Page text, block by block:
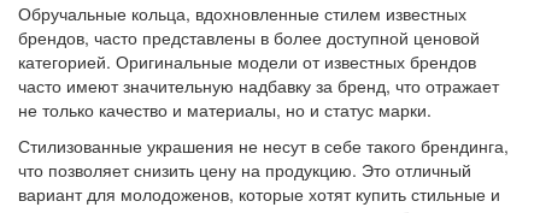
Обручальные кольца, вдохновленные стилем известных
брендов, часто представлены в более доступной ценовой
категорией. Оригинальные модели от известных брендов
часто имеют значительную надбавку за бренд, что отражает
не только качество и материалы, но и статус марки.
Стилизованные украшения не несут в себе такого брендинга,
что позволяет снизить цену на продукцию. Это отличный
вариант для молодоженов, которые хотят купить стильные и